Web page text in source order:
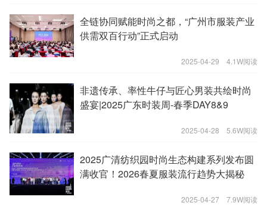
全链协同赋能时尚之都，“广州市服装产业
供需双百行动”正式启动
2025-04-29 4.1W阅读
非遗传承、率性牛仔与匠心男装共绘时尚
盛宴|2025广东时装周-春季DAY8&9
2025-04-28 5.6W阅读
2025广清纺织园时尚生态构建系列发布圆
满收官！2026春夏服装流行趋势大揭秘
2025-04-27 7.9W阅读